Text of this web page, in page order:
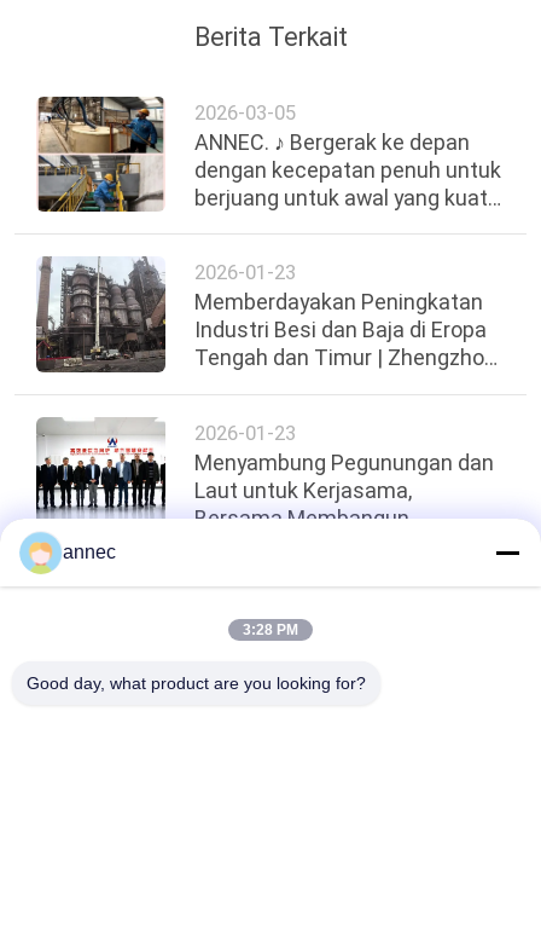
Berita Terkait
2026-03-05
ANNEC. ♪ Bergerak ke depan
dengan kecepatan penuh untuk
berjuang untuk awal yang kuat
2026-01-23
Memberdayakan Peningkatan
Industri Besi dan Baja di Eropa
Tengah dan Timur | Zhengzhou
2026-01-23
Menyambung Pegunungan dan
Laut untuk Kerjasama,
Bersama Membangun
Atas
annec
3:28 PM
Good day, what product are you looking for?